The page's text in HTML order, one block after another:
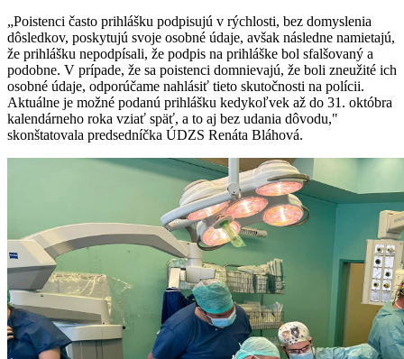
„Poistenci často prihlášku podpisujú v rýchlosti, bez domyslenia
dôsledkov, poskytujú svoje osobné údaje, avšak následne namietajú,
že prihlášku nepodpísali, že podpis na prihláške bol sfalšovaný a
podobne. V prípade, že sa poistenci domnievajú, že boli zneužité ich
osobné údaje, odporúčame nahlásiť tieto skutočnosti na polícii.
Aktuálne je možné podanú prihlášku kedykoľvek až do 31. októbra
kalendárneho roka vziať späť, a to aj bez udania dôvodu,"
skonštatovala predsedníčka ÚDZS Renáta Bláhová.